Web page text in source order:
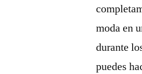
moda en
durante
puedes